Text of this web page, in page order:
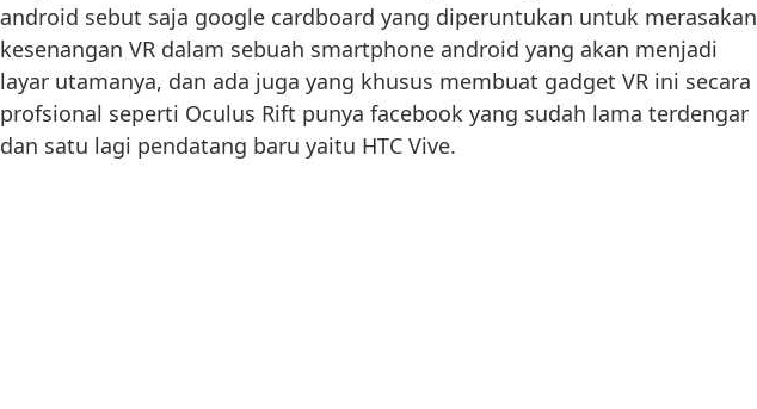
android sebut saja google cardboard yang diperuntukan untuk merasakan
kesenangan VR dalam sebuah smartphone android yang akan menjadi
layar utamanya, dan ada juga yang khusus membuat gadget VR ini secara
profsional seperti Oculus Rift punya facebook yang sudah lama terdengar
dan satu lagi pendatang baru yaitu HTC Vive.